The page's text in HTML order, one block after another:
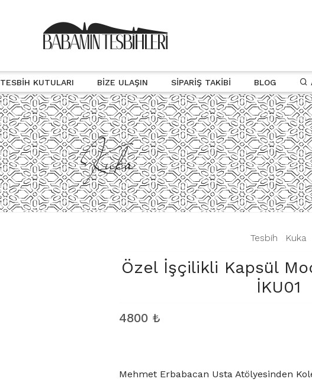
TESBIH KUTULARI BIZE ULAŞIN SIPARIŞ TAKIBI BLOG
Kuka
Tesbih Kuka|
Özel İşçilikli Kapsül
İKU01
4800 ₺
Mehmet Erbabacan Usta Atölyesinden